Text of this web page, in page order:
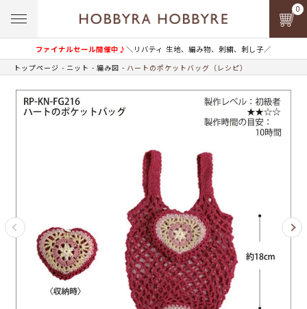
ファイナルセール開催中♪＼リバティ 生地、編み物、刺繍、刺し子／
0
トップページ ニット 編み図 ハートのポケットバッグ（レシピ）